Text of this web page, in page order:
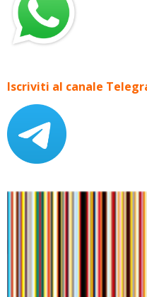
Iscriviti al canale